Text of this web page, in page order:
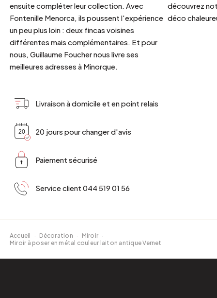
ensuite compléter leur collection. Avec
Fontenille Menorca, ils poussent l'expérience
un peu plus loin : deux fincas voisines
différentes mais complémentaires. Et pour
nous, Guillaume Foucher nous livre ses
meilleures adresses à Minorque.
découvrez
déco
Livraison à domicile et en point relais
20 jours pour changer d'avis
Paiement sécurisé
Service client 044 519 01 56
Accueil · Décoration · Miroir ·
Miroir à poser en métal couleur laiton antique Vernet